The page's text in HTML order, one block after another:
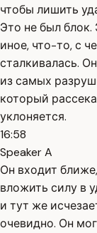
чтобы лишить
Это не был
иное, что-то, с
сталкивалась.
из самых
который
уклоняется.
16:58
Speaker A
Он входит
вложить силу в
и тут же
очевидно. Он